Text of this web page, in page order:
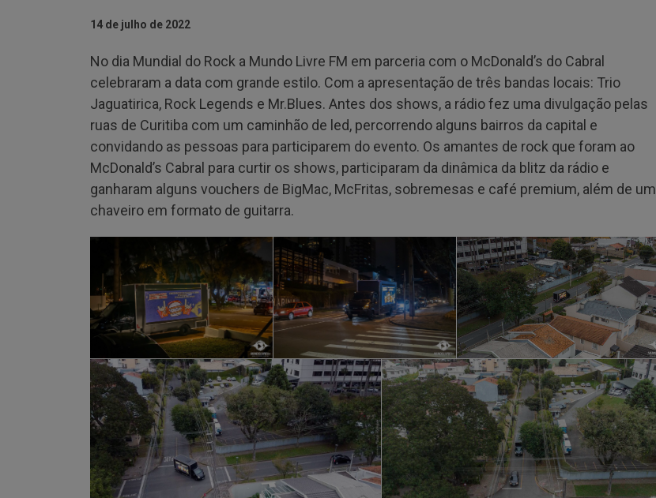
14 de julho de 2022
No dia Mundial do Rock a Mundo Livre FM em parceria com o McDonald’s do Cabral
celebraram a data com grande estilo. Com a apresentação de três bandas locais: Trio
Jaguatirica, Rock Legends e Mr.Blues. Antes dos shows, a rádio fez uma divulgação pelas
ruas de Curitiba com um caminhão de led, percorrendo alguns bairros da capital e
convidando as pessoas para participarem do evento. Os amantes de rock que foram ao
McDonald’s Cabral para curtir os shows, participaram da dinâmica da blitz da rádio e
ganharam alguns vouchers de BigMac, McFritas, sobremesas e café premium, além de um
chaveiro em formato de guitarra.